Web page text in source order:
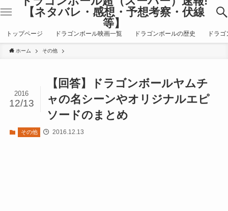
【ネタバレ・感想・予想考察・伏線
等】
トップページ ドラゴンボール映画一覧 ドラゴンボールの歴史 ドラ
ホーム その他
【回答】ドラゴンボールヤムチ
ャの名シーンやオリジナルエピ
ソードのまとめ
2016
12/13
その他 2016.12.13